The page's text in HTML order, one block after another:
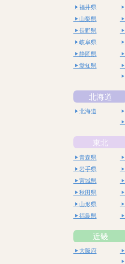
福井県
山梨県
長野県
岐阜県
静岡県
愛知県
北海道
北海道
東北
青森県
岩手県
宮城県
秋田県
山形県
福島県
近畿
大阪府